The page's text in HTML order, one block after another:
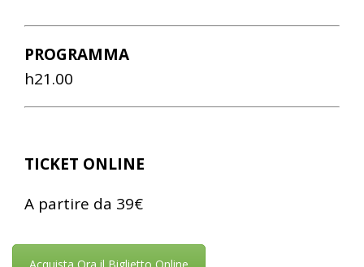
PROGRAMMA
h21.00
TICKET ONLINE
A partire da 39€